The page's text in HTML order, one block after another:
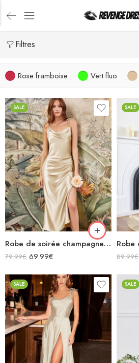
Filtres
Rose framboise Vert fluo
SALE
Robe de soirée champagne en satin col bénitier mi longue fendue à bretelles sans manches
79.99€ 69.99€
SALE
89.99€
SALE SALE